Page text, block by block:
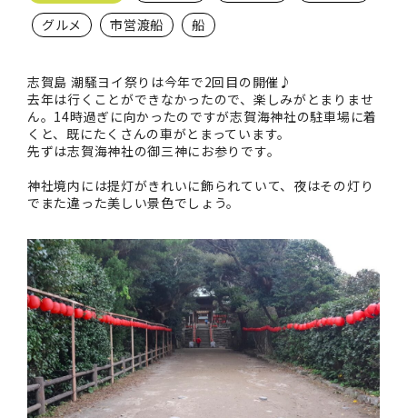
グルメ
市営渡船 船
志賀島 潮騒ヨイ祭りは今年で2回目の開催♪
去年は行くことができなかったので、楽しみがとまりませ
ん。14時過ぎに向かったのですが志賀海神社の駐車場に着
くと、既にたくさんの車がとまっています。
先ずは志賀海神社の御三神にお参りです。
神社境内には提灯がきれいに飾られていて、夜はその灯り
でまた違った美しい景色でしょう。